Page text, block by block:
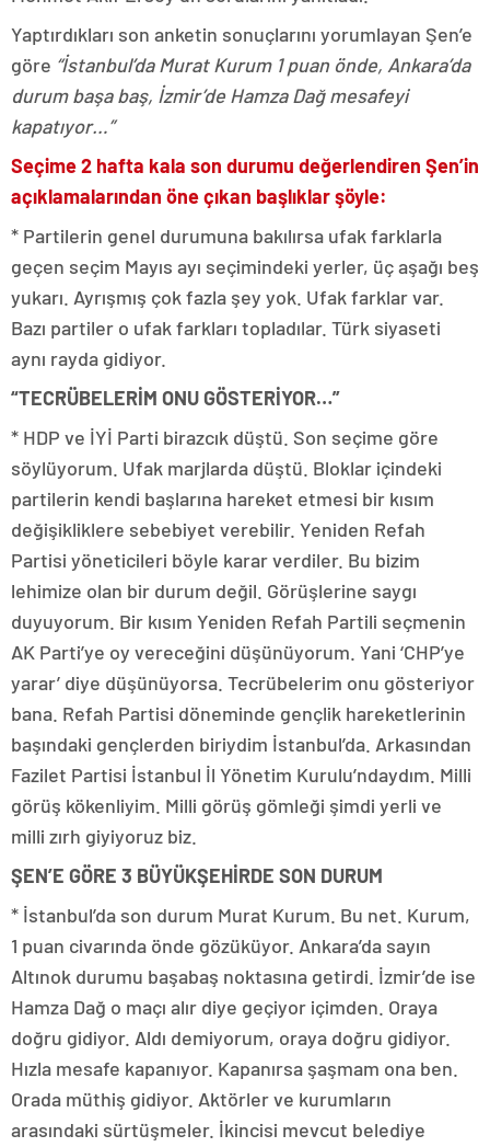
Yaptırdıkları son anketin sonuçlarını yorumlayan Şen’e
göre “İstanbul’da Murat Kurum 1 puan önde, Ankara’da
durum başa baş, İzmir’de Hamza Dağ mesafeyi
kapatıyor…”
Seçime 2 hafta kala son durumu değerlendiren Şen’in
açıklamalarından öne çıkan başlıklar şöyle:
* Partilerin genel durumuna bakılırsa ufak farklarla
geçen seçim Mayıs ayı seçimindeki yerler, üç aşağı beş
yukarı. Ayrışmış çok fazla şey yok. Ufak farklar var.
Bazı partiler o ufak farkları topladılar. Türk siyaseti
aynı rayda gidiyor.
“TECRÜBELERİM ONU GÖSTERİYOR…”
* HDP ve İYİ Parti birazcık düştü. Son seçime göre
söylüyorum. Ufak marjlarda düştü. Bloklar içindeki
partilerin kendi başlarına hareket etmesi bir kısım
değişikliklere sebebiyet verebilir. Yeniden Refah
Partisi yöneticileri böyle karar verdiler. Bu bizim
lehimize olan bir durum değil. Görüşlerine saygı
duyuyorum. Bir kısım Yeniden Refah Partili seçmenin
AK Parti’ye oy vereceğini düşünüyorum. Yani ‘CHP’ye
yarar’ diye düşünüyorsa. Tecrübelerim onu gösteriyor
bana. Refah Partisi döneminde gençlik hareketlerinin
başındaki gençlerden biriydim İstanbul’da. Arkasından
Fazilet Partisi İstanbul İl Yönetim Kurulu’ndaydım. Milli
görüş kökenliyim. Milli görüş gömleği şimdi yerli ve
milli zırh giyiyoruz biz.
ŞEN’E GÖRE 3 BÜYÜKŞEHİRDE SON DURUM
* İstanbul’da son durum Murat Kurum. Bu net. Kurum,
1 puan civarında önde gözüküyor. Ankara’da sayın
Altınok durumu başabaş noktasına getirdi. İzmir’de ise
Hamza Dağ o maçı alır diye geçiyor içimden. Oraya
doğru gidiyor. Aldı demiyorum, oraya doğru gidiyor.
Hızla mesafe kapanıyor. Kapanırsa şaşmam ona ben.
Orada müthiş gidiyor. Aktörler ve kurumların
arasındaki sürtüşmeler. İkincisi mevcut belediye